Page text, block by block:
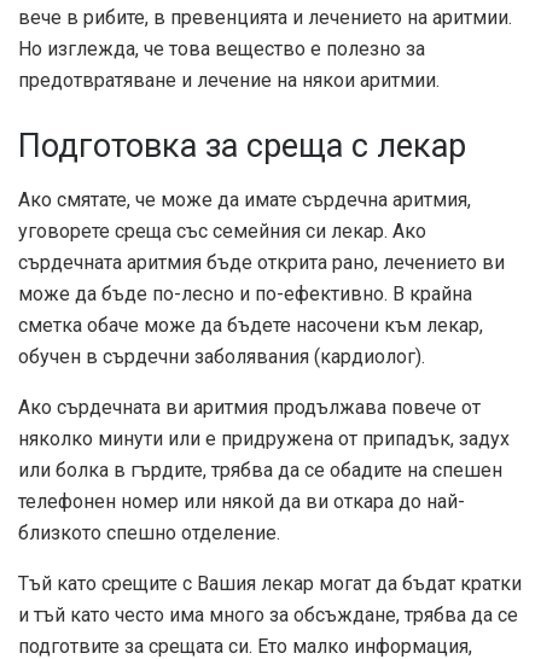
вече в рибите, в превенцията и лечението на аритмии.
Но изглежда, че това вещество е полезно за
предотвратяване и лечение на някои аритмии.
Подготовка за среща с лекар
Ако смятате, че може да имате сърдечна аритмия,
уговорете среща със семейния си лекар. Ако
сърдечната аритмия бъде открита рано, лечението ви
може да бъде по-лесно и по-ефективно. В крайна
сметка обаче може да бъдете насочени към лекар,
обучен в сърдечни заболявания (кардиолог).
Ако сърдечната ви аритмия продължава повече от
няколко минути или е придружена от припадък, задух
или болка в гърдите, трябва да се обадите на спешен
телефонен номер или някой да ви откара до най-
близкото спешно отделение.
Тъй като срещите с Вашия лекар могат да бъдат кратки
и тъй като често има много за обсъждане, трябва да се
подготвите за срещата си. Ето малко информация,